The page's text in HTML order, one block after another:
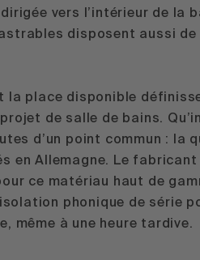
vers l’intérieur de la
disposent aussi de
la place disponible
de salle de bains.
d’un point commun : la
en Allemagne. Le
ce matériau haut de
phonique de série
même à une heure tardive.